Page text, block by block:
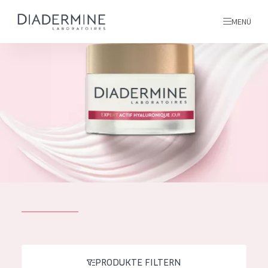
ALLE PRODUKTE
MENÜ
inhaltsstoffe
Über uns
Inspiration
PRODUKTE FILTERN